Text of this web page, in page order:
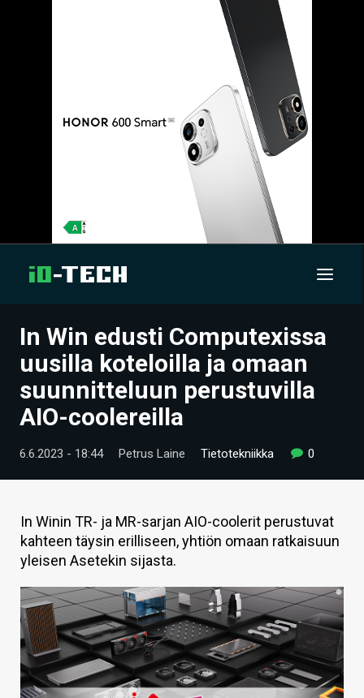
UUTISET
ARTIKKELIT
VIDEOT
TECHBBS
HINTA.FI
KAUPPA
VAIHDA TEEMA
HAKU
In Win edusti Computexissa
uusilla koteloilla ja omaan
suunnitteluun perustuvilla
AIO-coolereilla
6.6.2023 - 18:44 Petrus Laine Tietotekniikka 0
In Winin TR- ja MR-sarjan AIO-coolerit perustuvat
kahteen täysin erilliseen, yhtiön omaan ratkaisuun
yleisen Asetekin sijasta.